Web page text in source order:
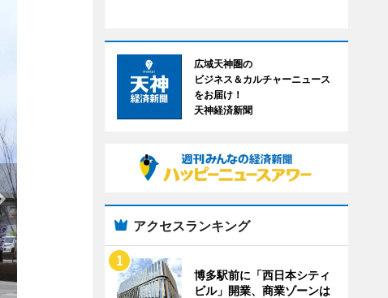
広域天神圏の
ビジネス＆カルチャーニュース
をお届け！
天神経済新聞
アクセスランキング
博多駅前に「西日本シティ
ビル」開業、商業ゾーンは